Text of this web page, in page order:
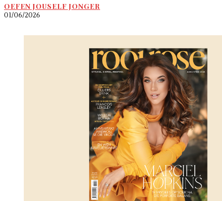
OEFEN JOUSELF JONGER
01/06/2026